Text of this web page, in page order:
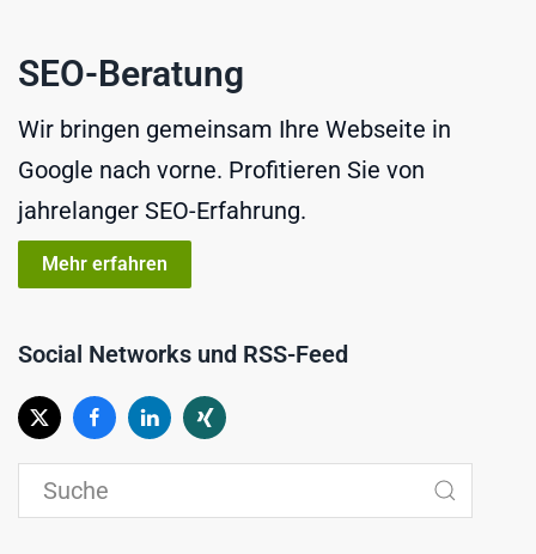
SEO-Beratung
Wir bringen gemeinsam Ihre Webseite in
Google nach vorne. Profitieren Sie von
jahrelanger SEO-Erfahrung.
Mehr erfahren
Social Networks und RSS-Feed